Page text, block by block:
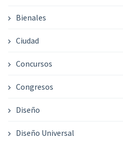
Bienales
Ciudad
Concursos
Congresos
Diseño
Diseño Universal